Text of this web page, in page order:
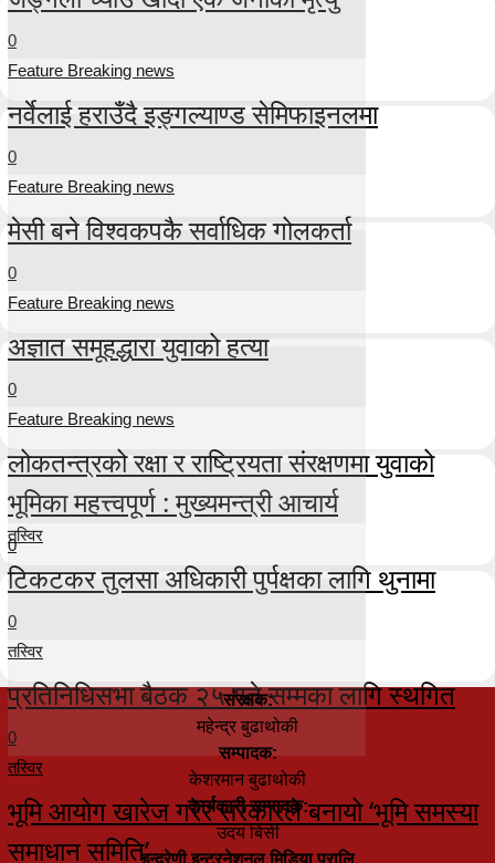
0
Feature Breaking news
नर्वेलाई हराउँदै इङ्गल्याण्ड सेमिफाइनलमा
0
Feature Breaking news
मेसी बने विश्वकपकै सर्वाधिक गोलकर्ता
0
Feature Breaking news
अज्ञात समूहद्धारा युवाको हत्या
0
Feature Breaking news
लोकतन्त्रको रक्षा र राष्ट्रियता संरक्षणमा युवाको
भूमिका महत्त्वपूर्ण : मुख्यमन्त्री आचार्य
0
तस्विर
टिकटकर तुलसा अधिकारी पुर्पक्षका लागि थुनामा
0
तस्विर
प्रतिनिधिसभा बैठक २५ गते सम्मका लागि स्थगित
0
तस्विर
भूमि आयोग खारेज गरेर सरकारले बनायो ‘भूमि समस्या
समाधान समिति’
संरक्षक:
महेन्द्र बुढाथोकी
सम्पादक:
केशरमान बुढाथोकी
कार्यकारी सम्पादक:
उदय बिसी